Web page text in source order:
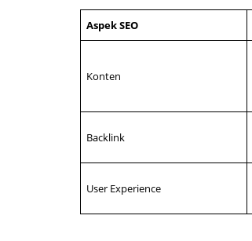
Aspek SEO
Konten
Backlink
User Experience